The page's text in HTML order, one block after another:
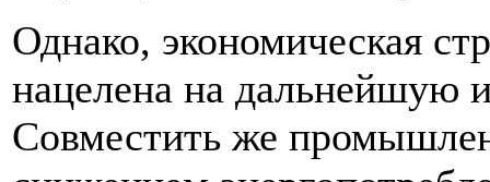
Однако, экономическая
нацелена на дальнейшую
Совместить же